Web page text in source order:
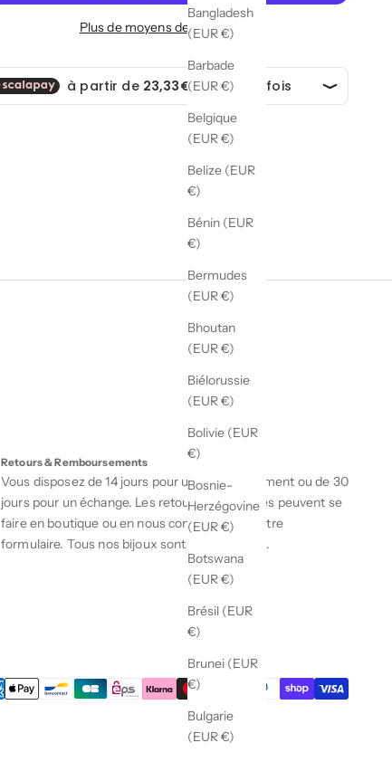
Bangladesh
(EUR €)
Barbade
(EUR €)
Belgique
(EUR €)
Belize (EUR
€)
Bénin (EUR
€)
Bermudes
(EUR €)
Bhoutan
(EUR €)
Biélorussie
(EUR €)
Bolivie (EUR
€)
Bosnie-
Herzégovine
(EUR €)
Botswana
(EUR €)
Brésil (EUR
€)
Brunei (EUR
€)
Bulgarie
(EUR €)
Plus de moyens de paiement
Retours & Remboursements
Vous disposez de 14 jours pour un remboursement ou de 30
jours pour un échange. Les retours et échanges peuvent se
faire en boutique ou en nous contactant via notre
formulaire. Tous nos bijoux sont garanties 1 an.